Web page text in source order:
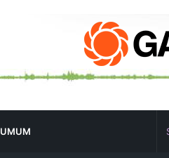
UMUM